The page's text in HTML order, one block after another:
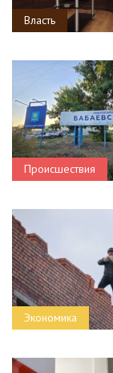
Власть
Происшествия
Экономика